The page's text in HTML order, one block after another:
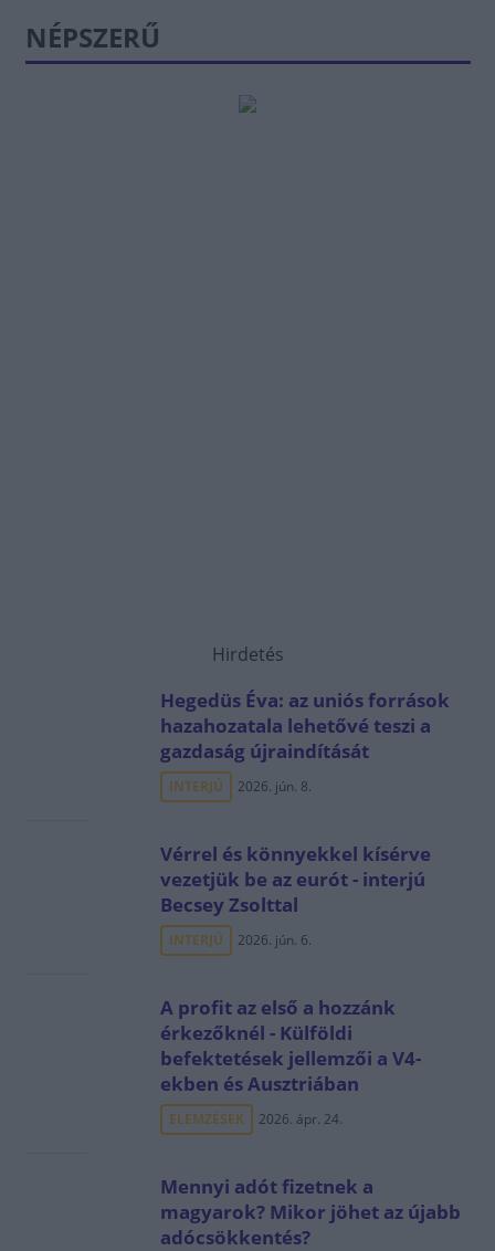
NÉPSZERŰ
Hirdetés
Hegedüs Éva: az uniós források
hazahozatala lehetővé teszi a
gazdaság újraindítását
INTERJÚ 2026. jún. 8.
Vérrel és könnyekkel kísérve
vezetjük be az eurót - interjú
Becsey Zsolttal
INTERJÚ 2026. jún. 6.
A profit az első a hozzánk
érkezőknél - Külföldi
befektetések jellemzői a V4-
ekben és Ausztriában
ELEMZÉSEK 2026. ápr. 24.
Mennyi adót fizetnek a
magyarok? Mikor jöhet az újabb
adócsökkentés?